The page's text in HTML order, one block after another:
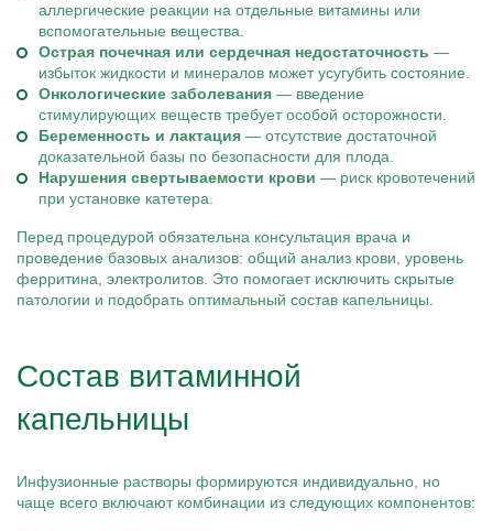
аллергические реакции на отдельные витамины или
вспомогательные вещества.
Острая почечная или сердечная недостаточность —
избыток жидкости и минералов может усугубить состояние.
Онкологические заболевания — введение
стимулирующих веществ требует особой осторожности.
Беременность и лактация — отсутствие достаточной
доказательной базы по безопасности для плода.
Нарушения свертываемости крови — риск кровотечений
при установке катетера.
Перед процедурой обязательна консультация врача и
проведение базовых анализов: общий анализ крови, уровень
ферритина, электролитов. Это помогает исключить скрытые
патологии и подобрать оптимальный состав капельницы.
Состав витаминной
капельницы
Инфузионные растворы формируются индивидуально, но
чаще всего включают комбинации из следующих компонентов: